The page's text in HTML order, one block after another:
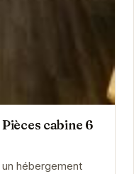
cabine 6
hébergement